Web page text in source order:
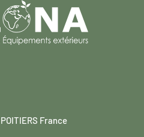
France